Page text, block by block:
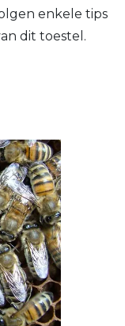
enkele tips
dit toestel.